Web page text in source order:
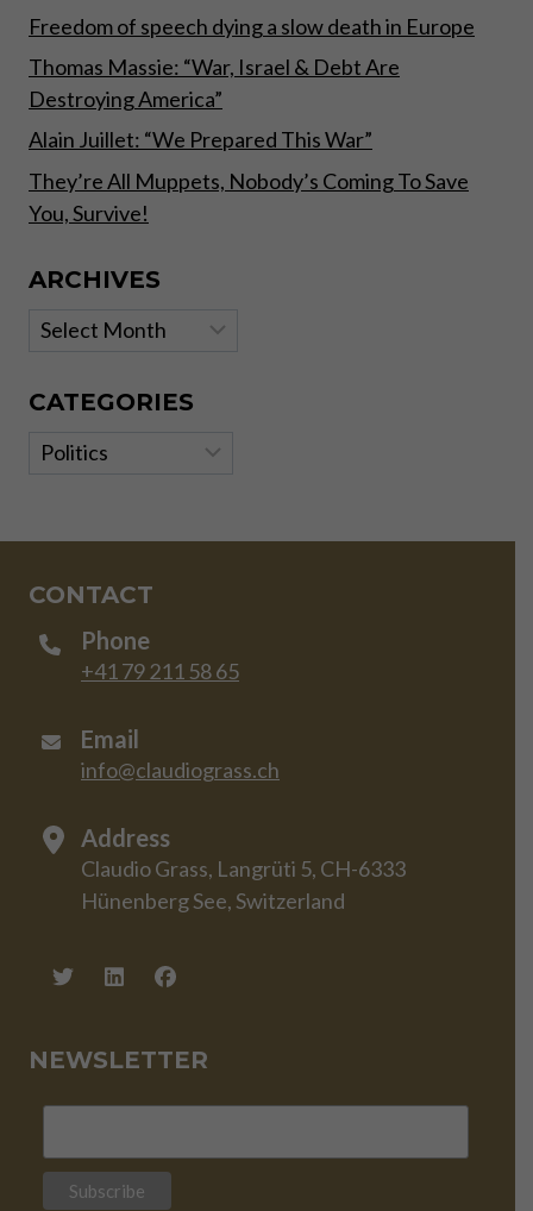
Freedom of speech dying a slow death in Europe
Thomas Massie: “War, Israel & Debt Are
Destroying America”
Alain Juillet: “We Prepared This War”
They’re All Muppets, Nobody’s Coming To Save
You, Survive!
ARCHIVES
Archives
CATEGORIES
Categories
CONTACT
Phone
+41 79 211 58 65
Email
info@claudiograss.ch
Address
Claudio Grass, Langrüti 5, CH-6333
Hünenberg See, Switzerland
NEWSLETTER